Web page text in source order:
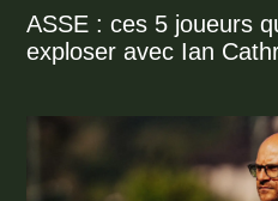
ASSE : ces 5 joueurs
exploser avec Ian